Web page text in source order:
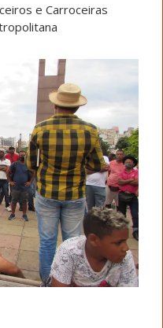
e Carroceiras